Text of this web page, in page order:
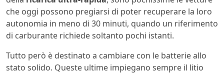
che oggi possono pregiarsi di poter recuperare la loro
autonomia in meno di 30 minuti, quando un riferimento
di carburante richiede soltanto pochi istanti.
Tutto però è destinato a cambiare con le batterie allo
stato solido. Queste ultime impiegano sempre il litio